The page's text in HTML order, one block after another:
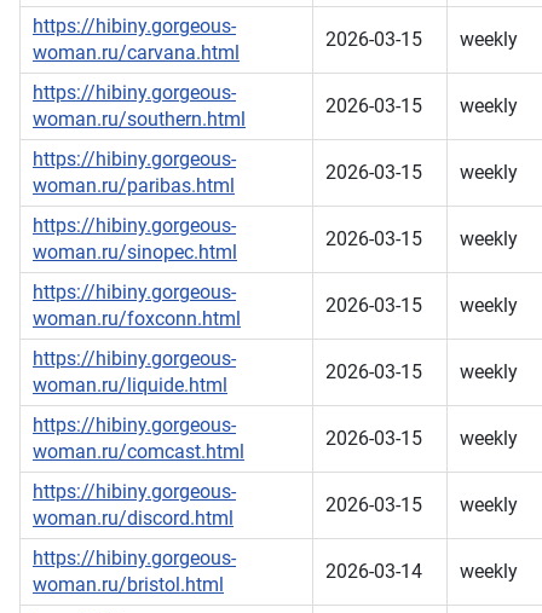
https://hibiny.gorgeous-
woman.ru/carvana.html
2026-03-15 weekly
https://hibiny.gorgeous-
woman.ru/southern.html
2026-03-15 weekly
https://hibiny.gorgeous-
woman.ru/paribas.html
2026-03-15 weekly
https://hibiny.gorgeous-
woman.ru/sinopec.html
2026-03-15 weekly
https://hibiny.gorgeous-
woman.ru/foxconn.html
2026-03-15 weekly
https://hibiny.gorgeous-
woman.ru/liquide.html
2026-03-15 weekly
https://hibiny.gorgeous-
woman.ru/comcast.html
2026-03-15 weekly
https://hibiny.gorgeous-
woman.ru/discord.html
2026-03-15 weekly
https://hibiny.gorgeous-
woman.ru/bristol.html
2026-03-14 weekly